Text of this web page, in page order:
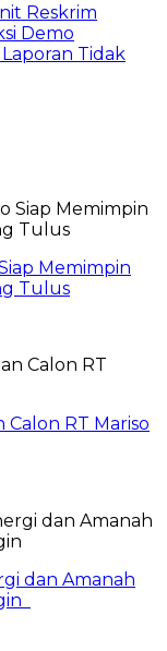
Reskrim
Demo
Tidak
Memimpin
Tulus
RT Mariso
dan Amanah